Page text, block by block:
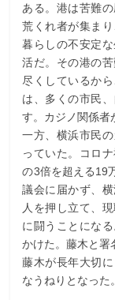
ある。港は苦難
荒くれ者が集ま
暮らしの不安定
活だ。その港の
尽くしているか
は、多くの市民
す。カジノ関係者
一方、横浜市民
っていた。コロ
の3倍を超える19
議会に届かず、
人を押し立て、
に闘うことにな
かけた。藤木と署
藤木が長年大切
なうねりとなった。